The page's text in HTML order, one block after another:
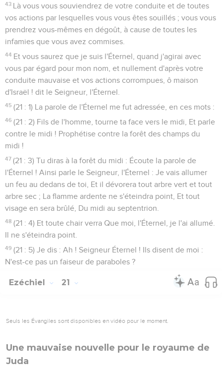
43 Là vous vous souviendrez de votre conduite et de toutes
vos actions par lesquelles vous vous êtes souillés ; vous vous
prendrez vous-mêmes en dégoût, à cause de toutes les
infamies que vous avez commises.
44 Et vous saurez que je suis l'Éternel, quand j'agirai avec
vous par égard pour mon nom, et nullement d'après votre
conduite mauvaise et vos actions corrompues, ô maison
d'Israël ! dit le Seigneur, l'Éternel.
45 (21 : 1) La parole de l'Éternel me fut adressée, en ces mots :
46 (21 : 2) Fils de l'homme, tourne ta face vers le midi, Et parle
contre le midi ! Prophétise contre la forêt des champs du
midi !
47 (21 : 3) Tu diras à la forêt du midi : Écoute la parole de
l'Éternel ! Ainsi parle le Seigneur, l'Éternel : Je vais allumer
un feu au dedans de toi, Et il dévorera tout arbre vert et tout
arbre sec ; La flamme ardente ne s'éteindra point, Et tout
visage en sera brûlé, Du midi au septentrion.
48 (21 : 4) Et toute chair verra Que moi, l'Éternel, je l'ai allumé.
Il ne s'éteindra point.
49 (21 : 5) Je dis : Ah ! Seigneur Éternel ! Ils disent de moi :
N'est-ce pas un faiseur de paraboles ?
Ezéchiel 21
Seuls les Évangiles sont disponibles en vidéo pour le moment.
Une mauvaise nouvelle pour le royaume de
Juda